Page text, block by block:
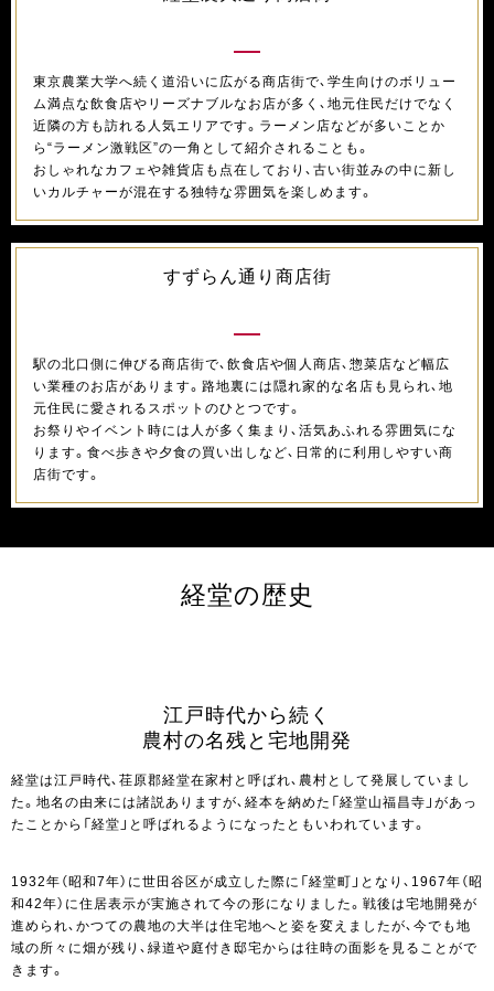
東京農業大学へ続く道沿いに広がる商店街で、学生向けのボリュー
ム満点な飲食店やリーズナブルなお店が多く、地元住民だけでなく
近隣の方も訪れる人気エリアです。ラーメン店などが多いことか
ら“ラーメン激戦区”の一角として紹介されることも。
おしゃれなカフェや雑貨店も点在しており、古い街並みの中に新し
いカルチャーが混在する独特な雰囲気を楽しめます。
すずらん通り商店街
駅の北口側に伸びる商店街で、飲食店や個人商店、惣菜店など幅広
い業種のお店があります。路地裏には隠れ家的な名店も見られ、地
元住民に愛されるスポットのひとつです。
お祭りやイベント時には人が多く集まり、活気あふれる雰囲気にな
ります。食べ歩きや夕食の買い出しなど、日常的に利用しやすい商
店街です。
経堂の歴史
江戸時代から続く
農村の名残と宅地開発
経堂は江戸時代、荏原郡経堂在家村と呼ばれ、農村として発展していまし
た。地名の由来には諸説ありますが、経本を納めた「経堂山福昌寺」があっ
たことから「経堂」と呼ばれるようになったともいわれています。
1932年（昭和7年）に世田谷区が成立した際に「経堂町」となり、1967年（昭
和42年）に住居表示が実施されて今の形になりました。戦後は宅地開発が
進められ、かつての農地の大半は住宅地へと姿を変えましたが、今でも地
域の所々に畑が残り、緑道や庭付き邸宅からは往時の面影を見ることがで
きます。